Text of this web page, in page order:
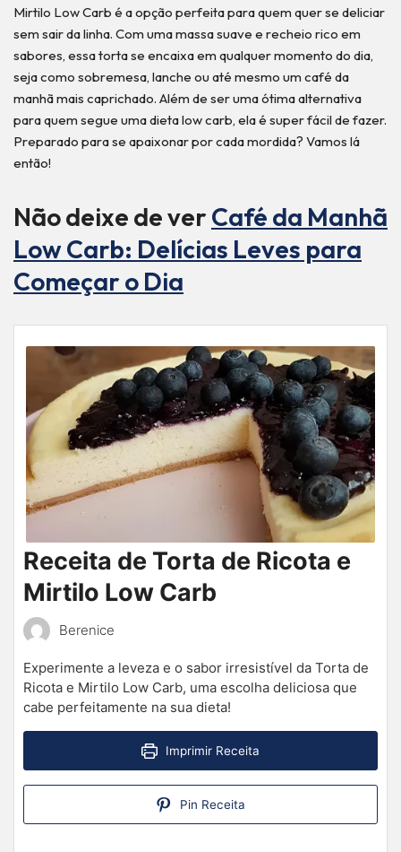
Mirtilo Low Carb é a opção perfeita para quem quer se deliciar
sem sair da linha. Com uma massa suave e recheio rico em
sabores, essa torta se encaixa em qualquer momento do dia,
seja como sobremesa, lanche ou até mesmo um café da
manhã mais caprichado. Além de ser uma ótima alternativa
para quem segue uma dieta low carb, ela é super fácil de fazer.
Preparado para se apaixonar por cada mordida? Vamos lá
então!
Não deixe de verCafé da Manhã
Low Carb: Delícias Leves para
Começar o Dia
Receita de Torta de Ricota e
Mirtilo Low Carb
Berenice
Experimente a leveza e o sabor irresistível da Torta de
Ricota e Mirtilo Low Carb, uma escolha deliciosa que
cabe perfeitamente na sua dieta!
Imprimir Receita
Pin Receita